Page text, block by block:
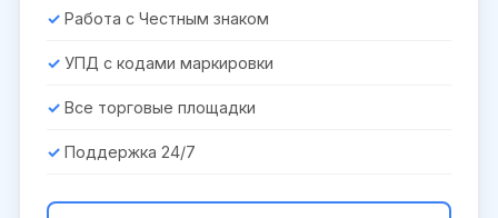
Работа с Честным знаком
УПД с кодами маркировки
Все торговые площадки
Поддержка 24/7